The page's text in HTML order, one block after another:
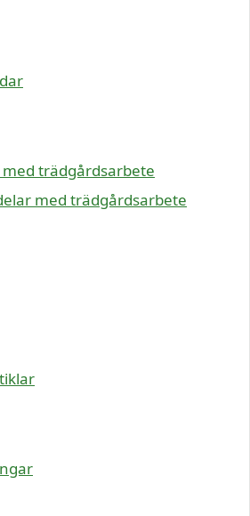
trädgårdsarbete
med trädgårdsarbete